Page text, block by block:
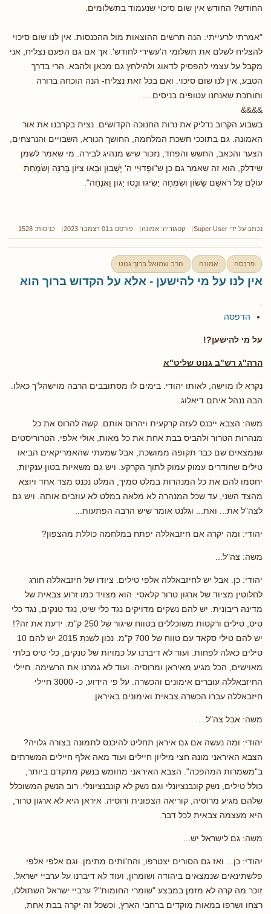
החודש? החודש אין שום סיכוי שנעמוד בתשלומים.
"אמרתי לרעייתי: הנה תרשים ההוצאות מול ההכנסות. אין לנו שום סיכוי
להצליח לשלם את תשלומי ה'עשירי לחודש'. אך אם גם הפעם נצליח, אני
מקבל על עצמי להפסיק לדאוג ולהילחץ גם מכאן ולהבא. הרי בדרך
הטבע, אין לנו שום סיכוי. ואם בכל זאת נצליח- הנה הוכחה ברורה
וחותכת שאנחנו עטופים בניסים....
&&&&
בשבוע הקרוב נדליק את נרות החנוכה הקדושים. נצית בקרבנו את אור
האמונה. גם בתוככי חשכת המלחמה, החושך הנורא, השבויים והנרצחים,
הצער והכאב, החשש והפחד, נזכור שיש מנהיג לבירה. מי שאמר לשמן
שידלק, הוא זה שאמר גם כן ש"וּפְדוּיֵי ה' יְשֻׁבוּן וּבָאוּ צִיּוֹן בְּרִנָּה וְשִׂמְחַת
עוֹלָם עַל רֹאשָׁם שָׂשׂוֹן וְשִׂמְחָה יַשִּׂיגוּ וְנָסוּ יָגוֹן וַאֲנָחָה".
נכתב על ידי Super User קטגוריה: אמונה פורסם ב01 דצמבר 2023 כניסות: 1528
פרנסה אמונה הרב שמואל ברוך גנוט
אין לנו על מי להישען - אלא על הקדוש ברוך הוא
הדפסה
על מי להישען?!
הרה"ג רש"ב גנוט שליט"א
נקרא לו מוישה, לאותו יהודי. בימים לו מסתובבים הרבה מוישהל'ך כאלו.
הבה ננהל איתם דיאלוג.
משה: הצבא ייכנס לעזה קרקעית ויהרוס אותם. קשה להרוס את כל
מנהרות הטרור ולהביס בבת אחת את כל מאות, אולי אלפי, הטרוריסטים
שנמצאים שם כבר תקופה ממושכת, אבל שמעתי שהאמריקאים הביאו
טילים שחודרים עמוק עמוק לתוך הקרקע. ויש גם משאיות בטון ענקיות,
יחסמו להם את כל המנהרות במלט סמיך, המלט נכנס מצד אחד ויוצא
מהצד השני, עד שכל המנהרה לא מלאה במלט לא עוזבים אותה. ויש גם
לצה"ל את... ואת... וגלנט אומר שיש הרבה הפתעות...
יהודי: ומה יקרה אם חיזבאללה יפתח במלחמה כוללת מהצפון?
משה: צה"ל...
יהודי: כן. אבל יש לחיזבאללה אלפי טילים. ציודו של חיזבאללה חורג
לחלוטין מציוד של ארגון טרור קלאסי. הוא מצויד כמו זרוע צבאית של
מדינה ריבונית. יש להם נשקים מדויקים נגד כלי שיט, נגד טנקים, נגד כלי
טיס, טילים ורקטות משוכללים בטווח שיגור של 250 ק"מ. ידעת את זה?!
יש להם טילי סקאד עם טווח של 700 ק"מ. נכון לשנת 2015 יש להם 10
טילים כאלה לפחות. ועוד לא דיברנו על כמויות של טנקים, כלי טיס בלתי
מאוישים, הכל מגיע מאיראן ומרוסיה. ועוד לא גמרנו את הרשימה. חיילי
החיזבאללה עוברים אימונים והכשרה. על פי הידוע, כ- 3000 חיילי
חיזבאללה עברו הכשרה צבאית ואימונים באיראן.
משה: אבל צה"ל...
יהודי: ומה נעשה אם גם איראן תחליט להיכנס לתמונה בצורה גלויה?
הצבא האיראני מונה חצי מיליון חיילים ועוד מאה אלף חיילים המשרתים
ב"משמרות המהפכה". הצבא האיראני מחומש בנשק מתקדם ביותר,
כולל טילים, נשק קונבנציונלי וגם נשק לא קונבנציונלי. רוב הנשק המשוכלל
שלהם מגיע מרוסיה, קוריאה הצפונית ורוסיה. איראן היא לא ארגון טרור,
היא מעצמה צבאית לכל דבר.
משה: גם לישראל יש...
יהודי: כן... ואז גם הסורים יצטרפו, והח'ותים מתימן. וגם אלפי אלפי
פלשתינאים שנמצאים ביהודה ושומרון, ועוד לא דיברנו על ערביי ישראל.
זוכר מה קרה לא מזמן במבצע "שומרי החומות"? ערביי ישראל השתוללו,
רצחו ושרפו במאות מוקדים ברחבי הארץ, וכשכל זה יקרה בבת אחת,